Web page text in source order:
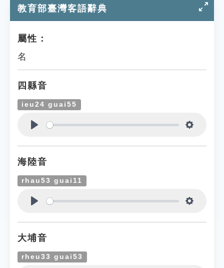
教育部臺灣客語辭典
屬性：
名
四縣音
ieu24 guai55
海陸音
rhau53 guai11
大埔音
rheu33 guai53